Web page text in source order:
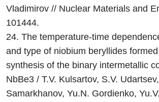
Vladimirov // Nuclear Materials and
101444.
24. The temperature-time
and type of niobium beryllides
synthesis of the binary intermetallic
NbBe3 / T.V. Kulsartov, S.V.
Samarkhanov, Yu.N. Gordienko,